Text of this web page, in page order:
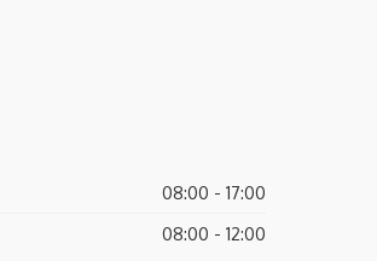
08:00 - 17:00
08:00 - 12:00